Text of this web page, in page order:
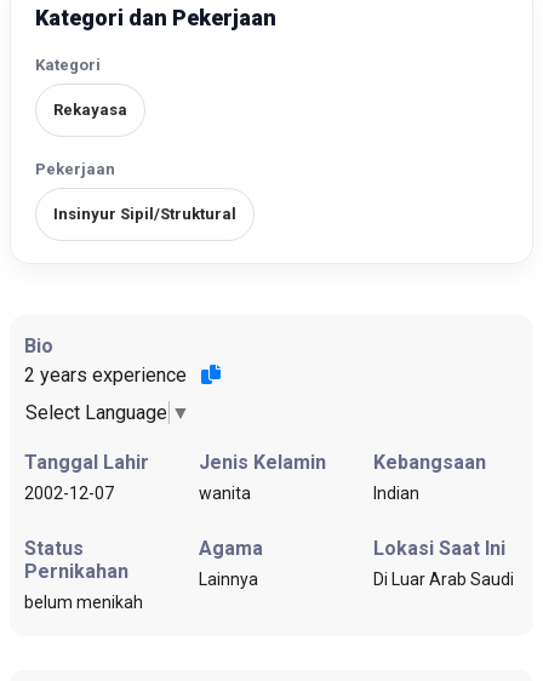
Kategori dan Pekerjaan
Kategori
Rekayasa
Pekerjaan
Insinyur Sipil/Struktural
Bio
2 years experience
Select Language ▼
Tanggal Lahir
2002-12-07
Jenis Kelamin
wanita
Kebangsaan
Indian
Status
Pernikahan
belum menikah
Agama
Lainnya
Lokasi Saat Ini
Di Luar Arab Saudi